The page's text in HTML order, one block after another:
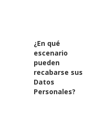
¿En qué
escenario
pueden
recabarse sus
Datos
Personales?